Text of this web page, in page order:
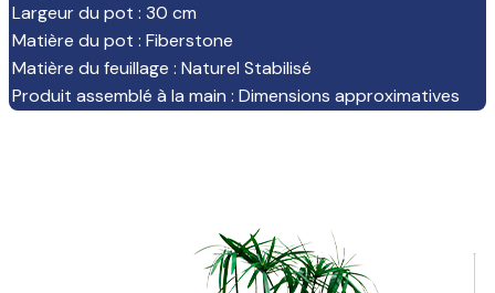
Largeur du pot : 30 cm
Matière du pot : Fiberstone
Matière du feuillage : Naturel Stabilisé
Produit assemblé à la main : Dimensions approximatives